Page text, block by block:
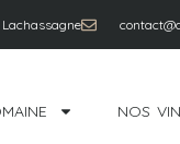
NOS